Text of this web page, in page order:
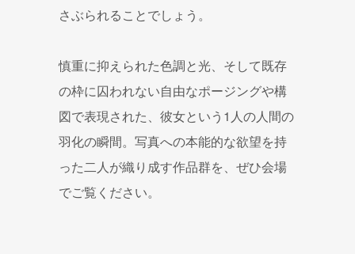
さぶられることでしょう。
慎重に抑えられた色調と光、そして既存
の枠に囚われない自由なポージングや構
図で表現された、彼女という1人の人間の
羽化の瞬間。写真への本能的な欲望を持
った二人が織り成す作品群を、ぜひ会場
でご覧ください。